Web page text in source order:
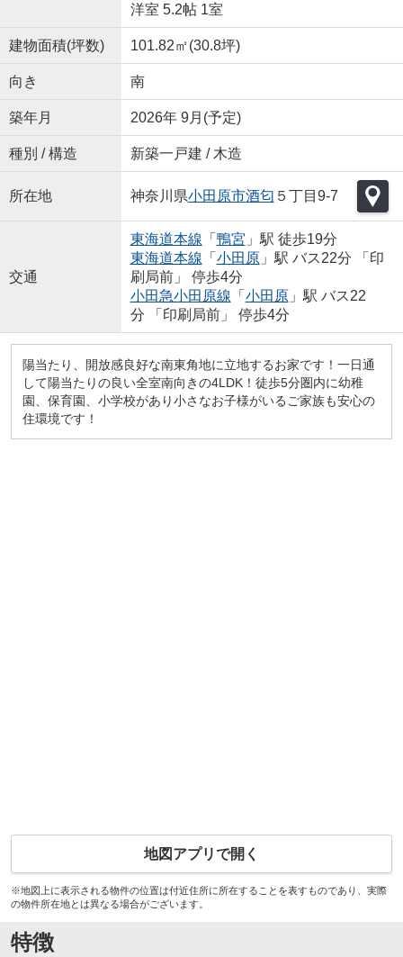
洋室 5.2帖 1室
建物面積(坪数) 101.82㎡(30.8坪)
向き 南
築年月 2026年 9月(予定)
種別 / 構造 新築一戸建 / 木造
所在地 神奈川県小田原市酒匂 ５丁目9-7
交通
東海道本線 「 鴨宮 」駅 徒歩19分
東海道本線 「 小田原」駅 バス22分 「印
刷局前」 停歩4分
小田急小田原線 「 小田原」駅 バス22
分 「印刷局前」 停歩4分
陽当たり、開放感良好な南東角地に立地するお家です！一日通
して陽当たりの良い全室南向きの4LDK！徒歩5分圏内に幼稚
園、保育園、小学校があり小さなお子様がいるご家族も安心の
住環境です！
地図アプリで開く
※地図上に表示される物件の位置は付近住所に所在することを表すものであり、実際
の物件所在地とは異なる場合がございます。
特徴